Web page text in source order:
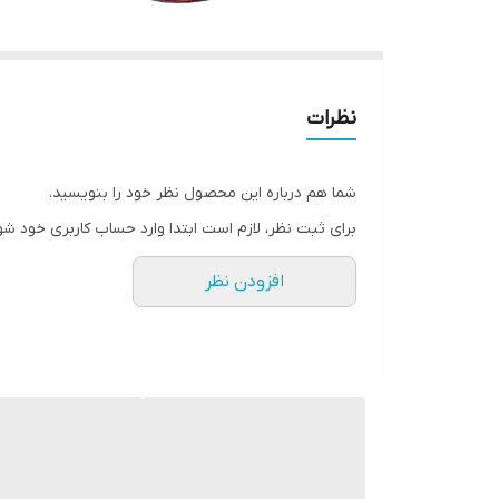
نظرات
شما هم درباره این محصول نظر خود را بنویسید.
برای ثبت نظر، لازم است ابتدا وارد حساب کاربری خود
افزودن نظر